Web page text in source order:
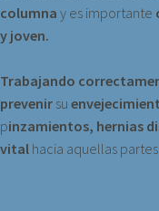
columna y es importante
y joven.
Trabajando
prevenir su
pinzamientos, hernias
vital hacia aquellas